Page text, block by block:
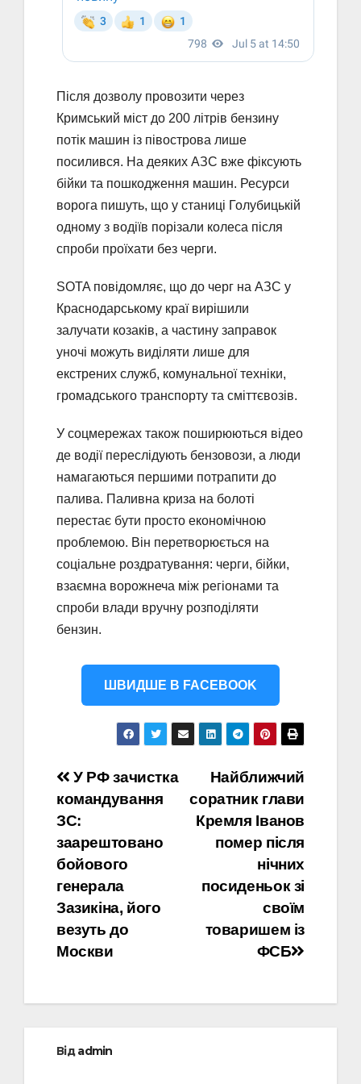
Після дозволу провозити через
Кримський міст до 200 літрів бензину
потік машин із півострова лише
посилився. На деяких АЗС вже фіксують
бійки та пошкодження машин. Ресурси
ворога пишуть, що у станиці Голубицькій
одному з водіїв порізали колеса після
спроби проїхати без черги.
SOTA повідомляє, що до черг на АЗС у
Краснодарському краї вирішили
залучати козаків, а частину заправок
уночі можуть виділяти лише для
екстрених служб, комунальної техніки,
громадського транспорту та сміттєвозів.
У соцмережах також поширюються відео
де водії переслідують бензовози, а люди
намагаються першими потрапити до
палива. Паливна криза на болоті
перестає бути просто економічною
проблемою. Він перетворюється на
соціальне роздратування: черги, бійки,
взаємна ворожнеча між регіонами та
спроби влади вручну розподіляти
бензин.
ШВИДШЕ В FACEBOOK
Навігація
записів
Найближчий
соратник глави
Кремля Іванов
помер після
нічних
посиденьок зі
своїм
товаришем із
ФСБ
У РФ зачистка
командування
ЗС:
заарештовано
бойового
генерала
Зазикіна, його
везуть до
Москви
Відadmin